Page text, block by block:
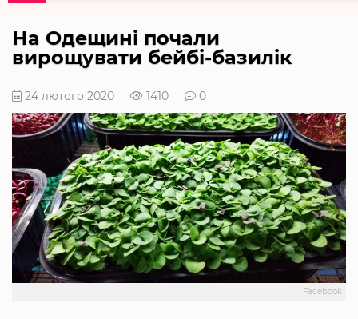
На Одещині почали
вирощувати бейбі-базилік
24 лютого 2020 1410 0
Facebook